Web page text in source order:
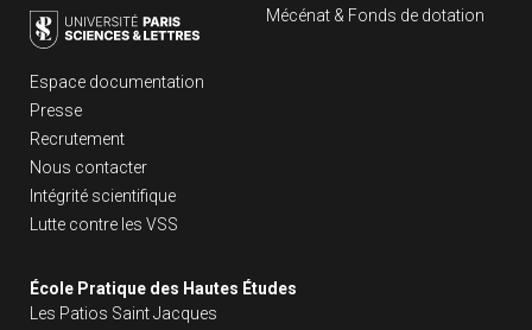
Mécénat & Fonds de dotation
Liens footer
Espace documentation
Presse
Recrutement
Nous contacter
Intégrité scientifique
Lutte contre les VSS
École Pratique des Hautes Études
Les Patios Saint Jacques